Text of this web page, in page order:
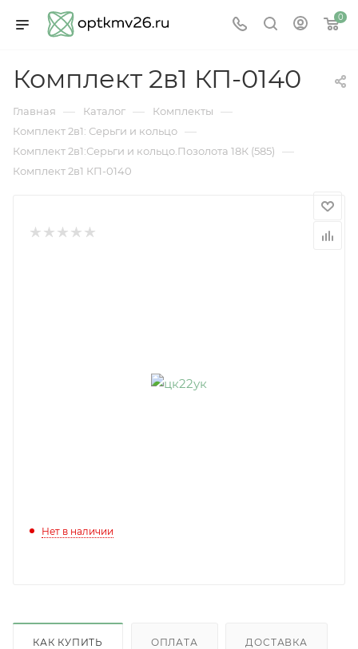
0
Комплект 2в1 КП-0140
Главная — Каталог — Комплекты —
Комплект 2в1: Серьги и кольцо —
Комплект 2в1:Серьги и кольцо.Позолота 18К (585) —
Комплект 2в1 КП-0140
Нет в наличии
КАК КУПИТЬ ОПЛАТА ДОСТАВКА